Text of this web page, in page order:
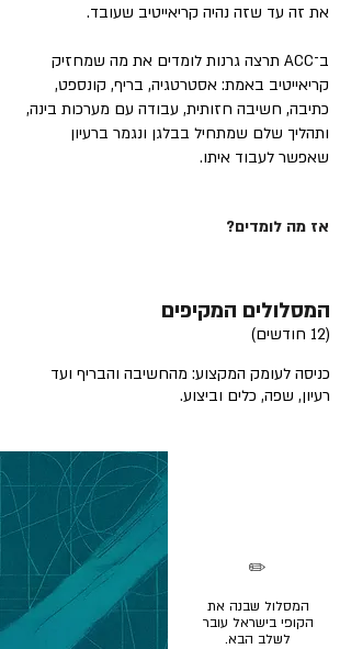
את זה עד שזה נהיה קריאייטיב שעובד.
ב־ACC תרצה גרנות לומדים את מה שמחזיק
קריאייטיב באמת: אסטרטגיה, בריף, קונספט,
כתיבה, חשיבה חזותית, עבודה עם מערכות בינה,
ותהליך שלם שמתחיל בבלגן ונגמר ברעיון
שאפשר לעבוד איתו.
אז מה לומדים?
המסלולים המקיפים
(12 חודשים)
כניסה לעומק המקצוע: מהחשיבה והבריף ועד
רעיון, שפה, כלים וביצוע.
המסלול שבנה את
הקופי בישראל עובר
לשלב הבא.
✏️